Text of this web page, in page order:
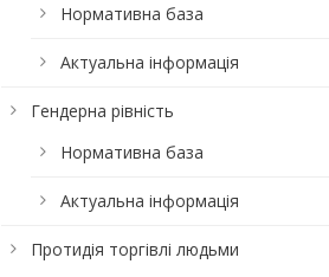
Нормативна база
Актуальна інформація
Гендерна рівність
Нормативна база
Актуальна інформація
Протидія торгівлі людьми